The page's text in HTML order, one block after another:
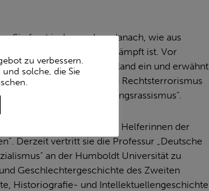
Sie fragt insbesondere danach, wie aus
bis heute hart umkämpft ist. Vor
in Deutschland ein und erwähnt
Maubach Rassismus und Rechtsterrorismus
von einem „Vereinigungsrassismus“.
„Die Stellung halten. Helferinnen der
Derzeit vertritt sie die Professur „Deutsche
an der Humboldt Universität zu
Geschlechtergeschichte des Zweiten
Historiografie- und Intellektuellengeschichte
zu verbessern.
solche, die Sie